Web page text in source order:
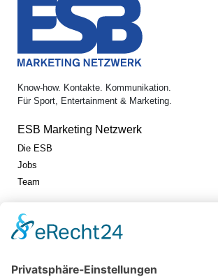
Know-how. Kontakte. Kommunikation.
Für Sport, Entertainment & Marketing.
ESB Marketing Netzwerk
Die ESB
Jobs
Team
Jetzt vernetzen!
Die ESB auf LinkedIn